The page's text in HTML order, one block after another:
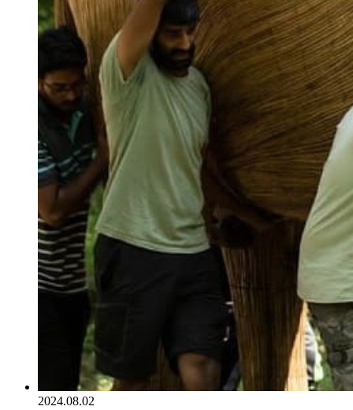
2024.08.02